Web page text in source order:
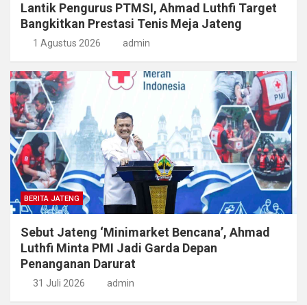
Lantik Pengurus PTMSI, Ahmad Luthfi Target
Bangkitkan Prestasi Tenis Meja Jateng
1 Agustus 2026 admin
BERITA JATENG
Sebut Jateng ‘Minimarket Bencana’, Ahmad
Luthfi Minta PMI Jadi Garda Depan
Penanganan Darurat
31 Juli 2026 admin